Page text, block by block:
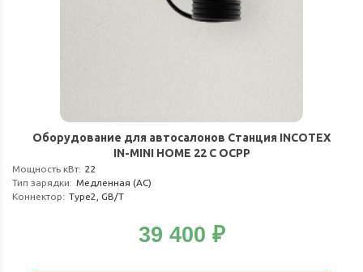
Оборудование для автосалонов Станция INCOTEX
IN-MINI HOME 22 C OCPP
Мощность кВт: 22
Тип зарядки: Медленная (АС)
Коннектор: Type2, GB/T
39 400 ₽